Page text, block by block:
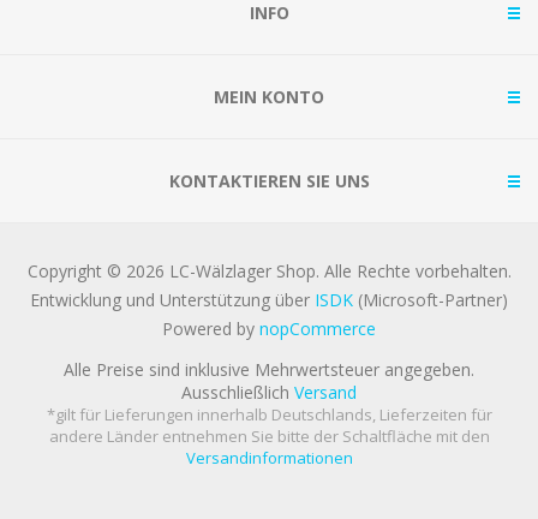
INFO
MEIN KONTO
KONTAKTIEREN SIE UNS
Copyright © 2026 LC-Wälzlager Shop. Alle Rechte vorbehalten.
Entwicklung und Unterstützung über ISDK (Microsoft-Partner)
Powered by nopCommerce
Alle Preise sind inklusive Mehrwertsteuer angegeben.
Ausschließlich Versand
*gilt für Lieferungen innerhalb Deutschlands, Lieferzeiten für
andere Länder entnehmen Sie bitte der Schaltfläche mit den
Versandinformationen